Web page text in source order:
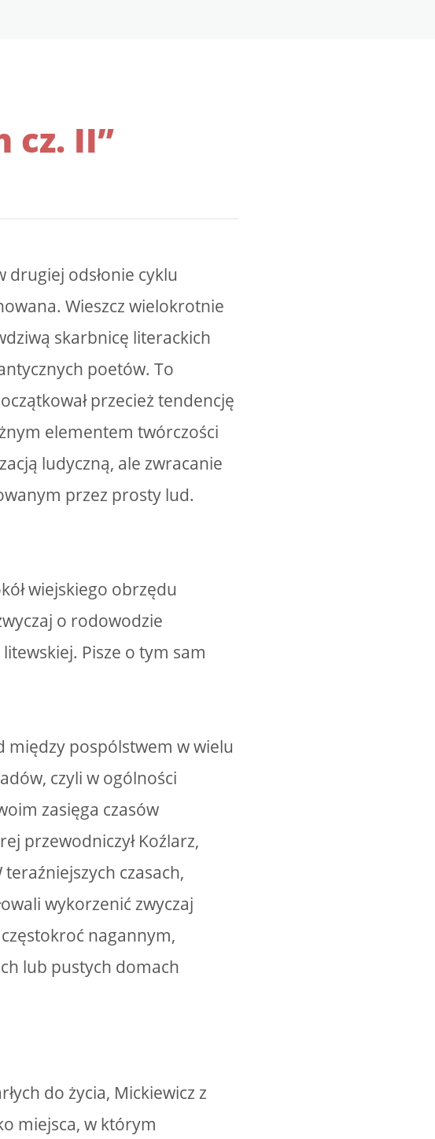
cz. II”
drugiej odsłonie cyklu
Wieszcz wielokrotnie
skarbnicę literackich
poetów. To
przecież tendencję
elementem twórczości
ludyczną, ale zwracanie
przez prosty lud.
wiejskiego obrzędu
o rodowodzie
Pisze o tym sam
między pospólstwem w wielu
czyli w ogólności
zasięga czasów
przewodniczył Koźlarz,
czasach,
wykorzenić zwyczaj
nagannym,
lub pustych domach
do życia, Mickiewicz z
miejsca, w którym